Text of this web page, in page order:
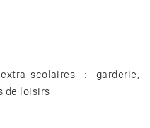
scolaires : garderie,
de loisirs